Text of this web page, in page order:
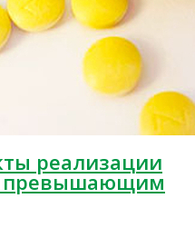
реализации
превышающим